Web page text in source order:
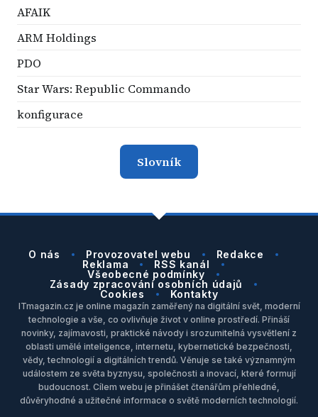
AFAIK
ARM Holdings
PDO
Star Wars: Republic Commando
konfigurace
Slovník
O nás Provozovatel webu
Redakce
Reklama
RSS kanál
Všeobecné podmínky
Zásady zpracování osobních údajů
Cookies
Kontakty
ITmagazin.cz je online magazín zaměřený na digitální svět, moderní
technologie a vše, co ovlivňuje život v online prostředí. Přináší
novinky, zajímavosti, praktické návody i srozumitelná vysvětlení z
oblasti umělé inteligence, internetu, kybernetické bezpečnosti,
vědy, technologií a digitálních trendů. Věnuje se také významným
událostem ze světa byznysu, společnosti a inovací, které formují
budoucnost. Cílem webu je přinášet čtenářům přehledné,
důvěryhodné a užitečné informace o světě moderních technologií.